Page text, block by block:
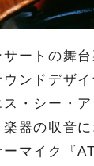
ートの舞
ンドデザ
・シー・
器の収音
マイク『